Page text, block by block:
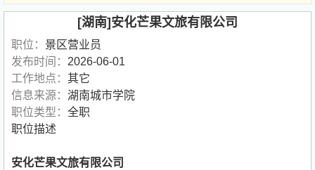
[湖南]安化芒果文旅有限公司
职位： 景区营业员
发布时间： 2026-06-01
工作地点： 其它
信息来源： 湖南城市学院
职位类型： 全职
职位描述
安化芒果文旅有限公司